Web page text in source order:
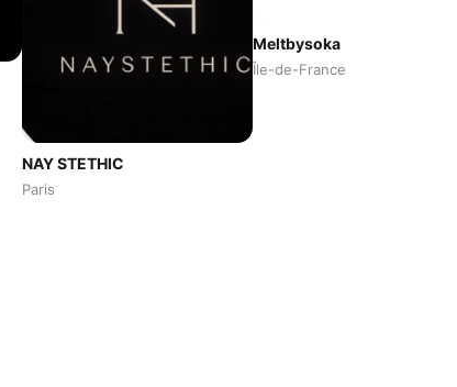
NAY STETHIC
Paris
Meltbysoka
Île-de-France